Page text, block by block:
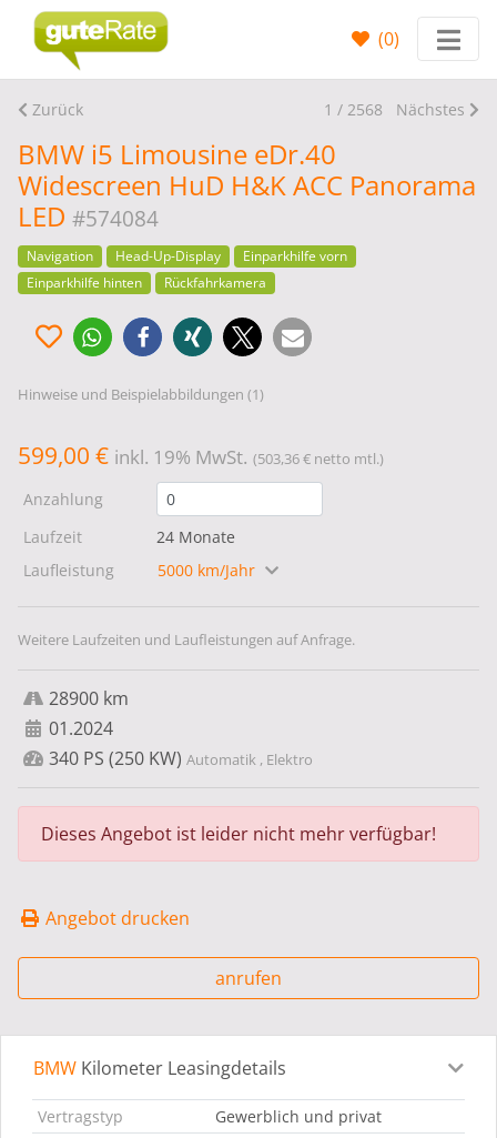
(0)
Zurück 1 / 2568 Nächstes
BMW i5 Limousine eDr.40
Widescreen HuD H&K ACC Panorama
LED #574084
Navigation Head-Up-Display
Einparkhilfe vorn
Einparkhilfe hinten
Rückfahrkamera
Hinweise und Beispielabbildungen (1)
599,00 € inkl. 19% MwSt. (503,36 € netto mtl.)
Anzahlung
Laufzeit
24 Monate
Laufleistung
5000 km/Jahr
Weitere Laufzeiten und Laufleistungen auf Anfrage.
28900 km
01.2024
340 PS (250 KW) Automatik , Elektro
Dieses Angebot ist leider nicht mehr verfügbar!
Angebot drucken
anrufen
Leasingdetails Fahrzeugdetails
BMW Kilometer Leasingdetails
Vertragstyp
Gewerblich und privat